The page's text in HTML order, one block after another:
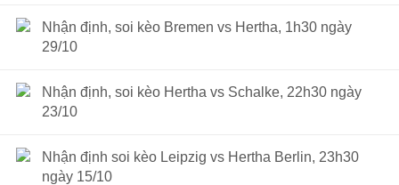
Nhận định, soi kèo Bremen vs Hertha, 1h30 ngày
29/10
Nhận định, soi kèo Hertha vs Schalke, 22h30 ngày
23/10
Nhận định soi kèo Leipzig vs Hertha Berlin, 23h30
ngày 15/10